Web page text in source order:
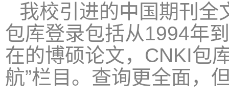
我校引进的中国期刊全
包库登录包括从1994年
在的博硕论文，CNKI包
航”栏目。查询更全面，